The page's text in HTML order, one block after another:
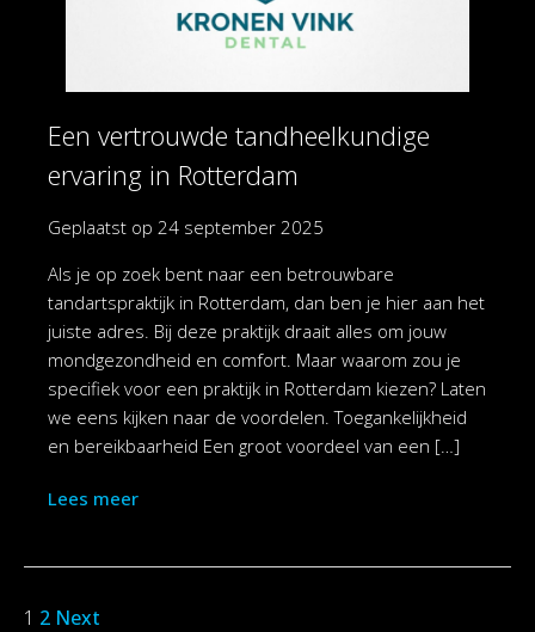
Een vertrouwde tandheelkundige
ervaring in Rotterdam
Geplaatst op 24 september 2025
Als je op zoek bent naar een betrouwbare
tandartspraktijk in Rotterdam, dan ben je hier aan het
juiste adres. Bij deze praktijk draait alles om jouw
mondgezondheid en comfort. Maar waarom zou je
specifiek voor een praktijk in Rotterdam kiezen? Laten
we eens kijken naar de voordelen. Toegankelijkheid
en bereikbaarheid Een groot voordeel van een […]
Lees meer
1 2 Next